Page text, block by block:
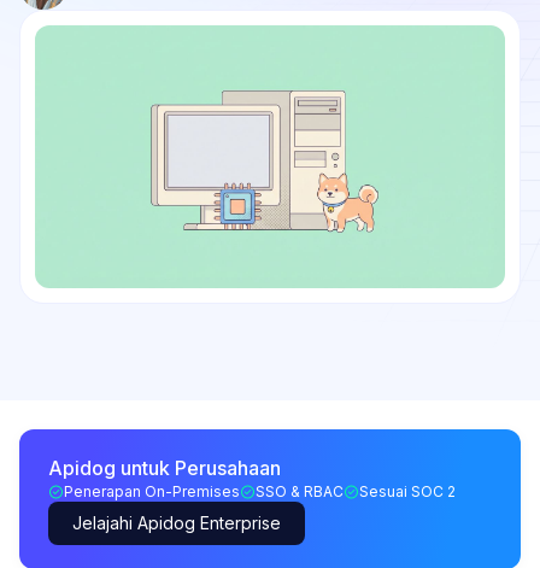
Apidog untuk Perusahaan
Penerapan On-Premises SSO & RBAC Sesuai SOC 2
Jelajahi Apidog Enterprise